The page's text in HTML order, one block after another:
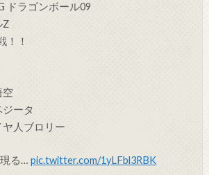
ドラゴンボール09
Z
！！
空
ジータ
ヤ人ブロリー
現る…pic.twitter.com/1yLFbl3RBK